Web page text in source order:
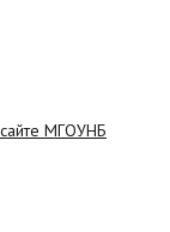
МГОУНБ